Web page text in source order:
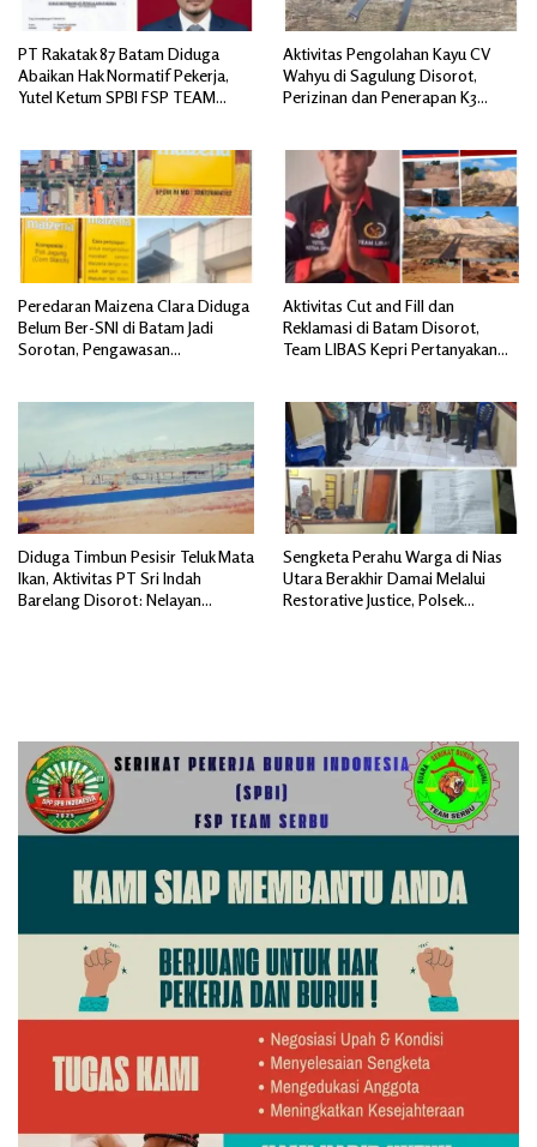
PT Rakatak 87 Batam Diduga
Abaikan Hak Normatif Pekerja,
Yutel Ketum SPBI FSP TEAM
Aktivitas Pengolahan Kayu CV
Wahyu di Sagulung Disorot,
Perizinan dan Penerapan K3
Peredaran Maizena Clara Diduga
Belum Ber-SNI di Batam Jadi
Sorotan, Pengawasan
Aktivitas Cut and Fill dan
Reklamasi di Batam Disorot,
Team LIBAS Kepri Pertanyakan
Diduga Timbun Pesisir Teluk Mata
Ikan, Aktivitas PT Sri Indah
Barelang Disorot: Nelayan
Sengketa Perahu Warga di Nias
Utara Berakhir Damai Melalui
Restorative Justice, Polsek